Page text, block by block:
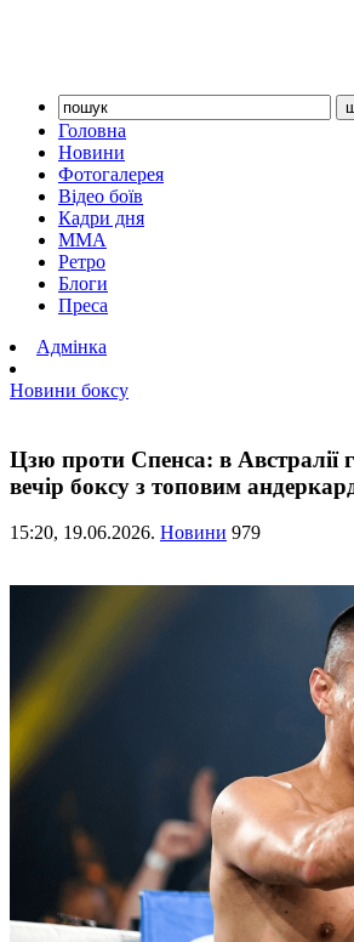
Головна
Новини
Фотогалерея
Відео боїв
Кадри дня
ММА
Ретро
Блоги
Преса
Адмінка
Новини боксу
Цзю проти Спенса: в Австралії
вечір боксу з топовим
15:20, 19.06.2026. Новини 979